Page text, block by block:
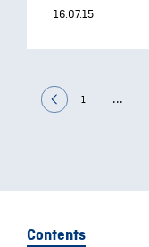
16.07.15
1 ...
Contents